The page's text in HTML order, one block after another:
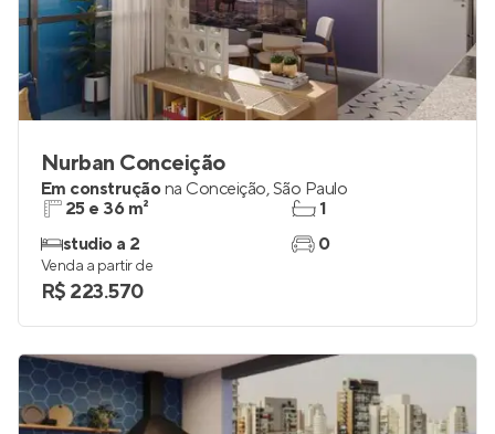
Nurban Conceição
Em construçãona Conceição,São Paulo
25 e 36 m²
studio a 2
1
0
Venda a partir de
R$ 223.570